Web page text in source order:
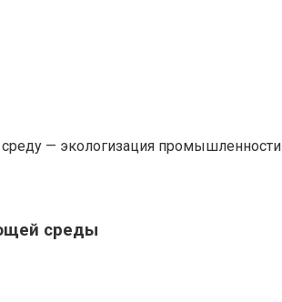
— экологизация промышленности
среды